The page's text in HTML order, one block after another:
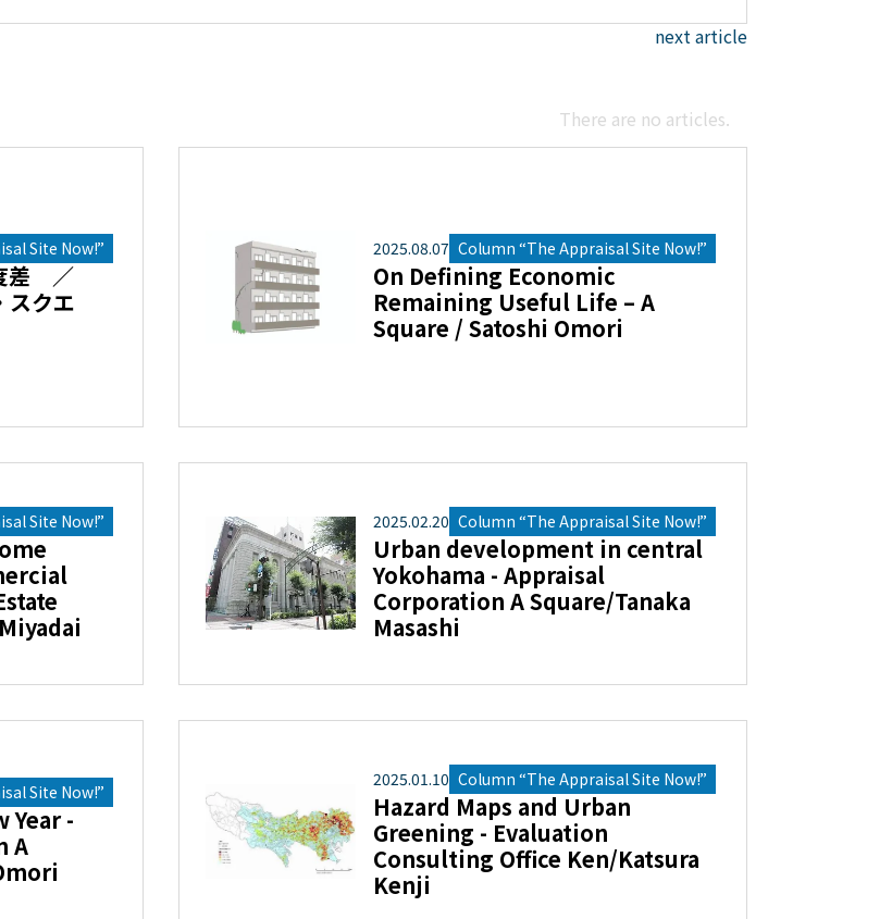
next article
There are no articles.
Site Now!”
差 ／
スクエ
2025.08.07 Column “The Appraisal Site Now!”
On Defining Economic
Remaining Useful Life – A
Square / Satoshi Omori
Site Now!” 2025.02.20 Column “The Appraisal Site Now!”
Urban development in central
Yokohama - Appraisal
Corporation A Square/Tanaka
Masashi
Site Now!”
Year -
A
2025.01.10 Column “The Appraisal Site Now!”
Hazard Maps and Urban
Greening - Evaluation
Consulting Office Ken/Katsura
Kenji